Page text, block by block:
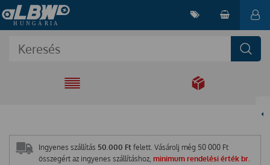
EGYÜTT A
Ingyenes szállítás 50.000 Ft felett. Vásárolj még 50 000 Ft
összegért az ingyenes szállításhoz, minimum rendelési érték br.